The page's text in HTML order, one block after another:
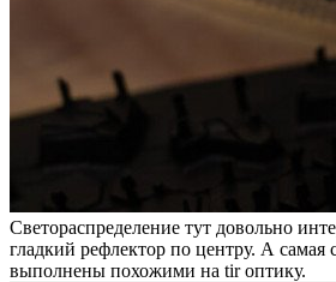
Светораспределение тут довольно
гладкий рефлектор по центру. А самая
выполнены похожими на tir оптику.